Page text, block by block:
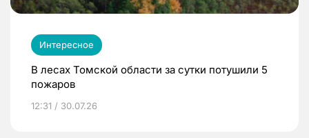
Интересное
В лесах Томской области за сутки потушили 5
пожаров
12:31 / 30.07.26